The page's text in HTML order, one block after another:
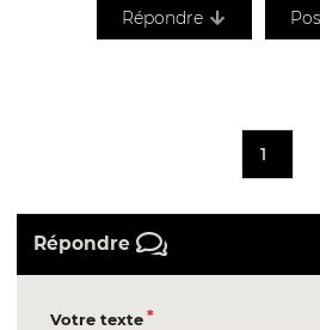
Répondre
1
Répondre
Votre texte